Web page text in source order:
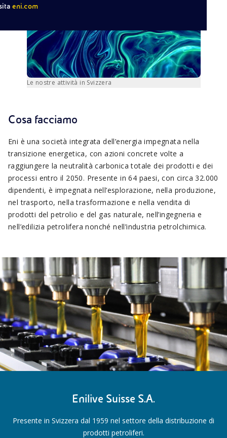
eni.com
Le nostre attività in Svizzera
Cosa facciamo
Eni è una società integrata dell’energia impegnata nella
transizione energetica, con azioni concrete volte a
raggiungere la neutralità carbonica totale dei prodotti e dei
processi entro il 2050. Presente in 64 paesi, con circa 32.000
dipendenti, è impegnata nell’esplorazione, nella produzione,
nel trasporto, nella trasformazione e nella vendita di
prodotti del petrolio e del gas naturale, nell’ingegneria e
nell’edilizia petrolifera nonché nell’industria petrolchimica.
Enilive Suisse S.A.
Presente in Svizzera dal 1959 nel settore della distribuzione di
prodotti petroliferi.